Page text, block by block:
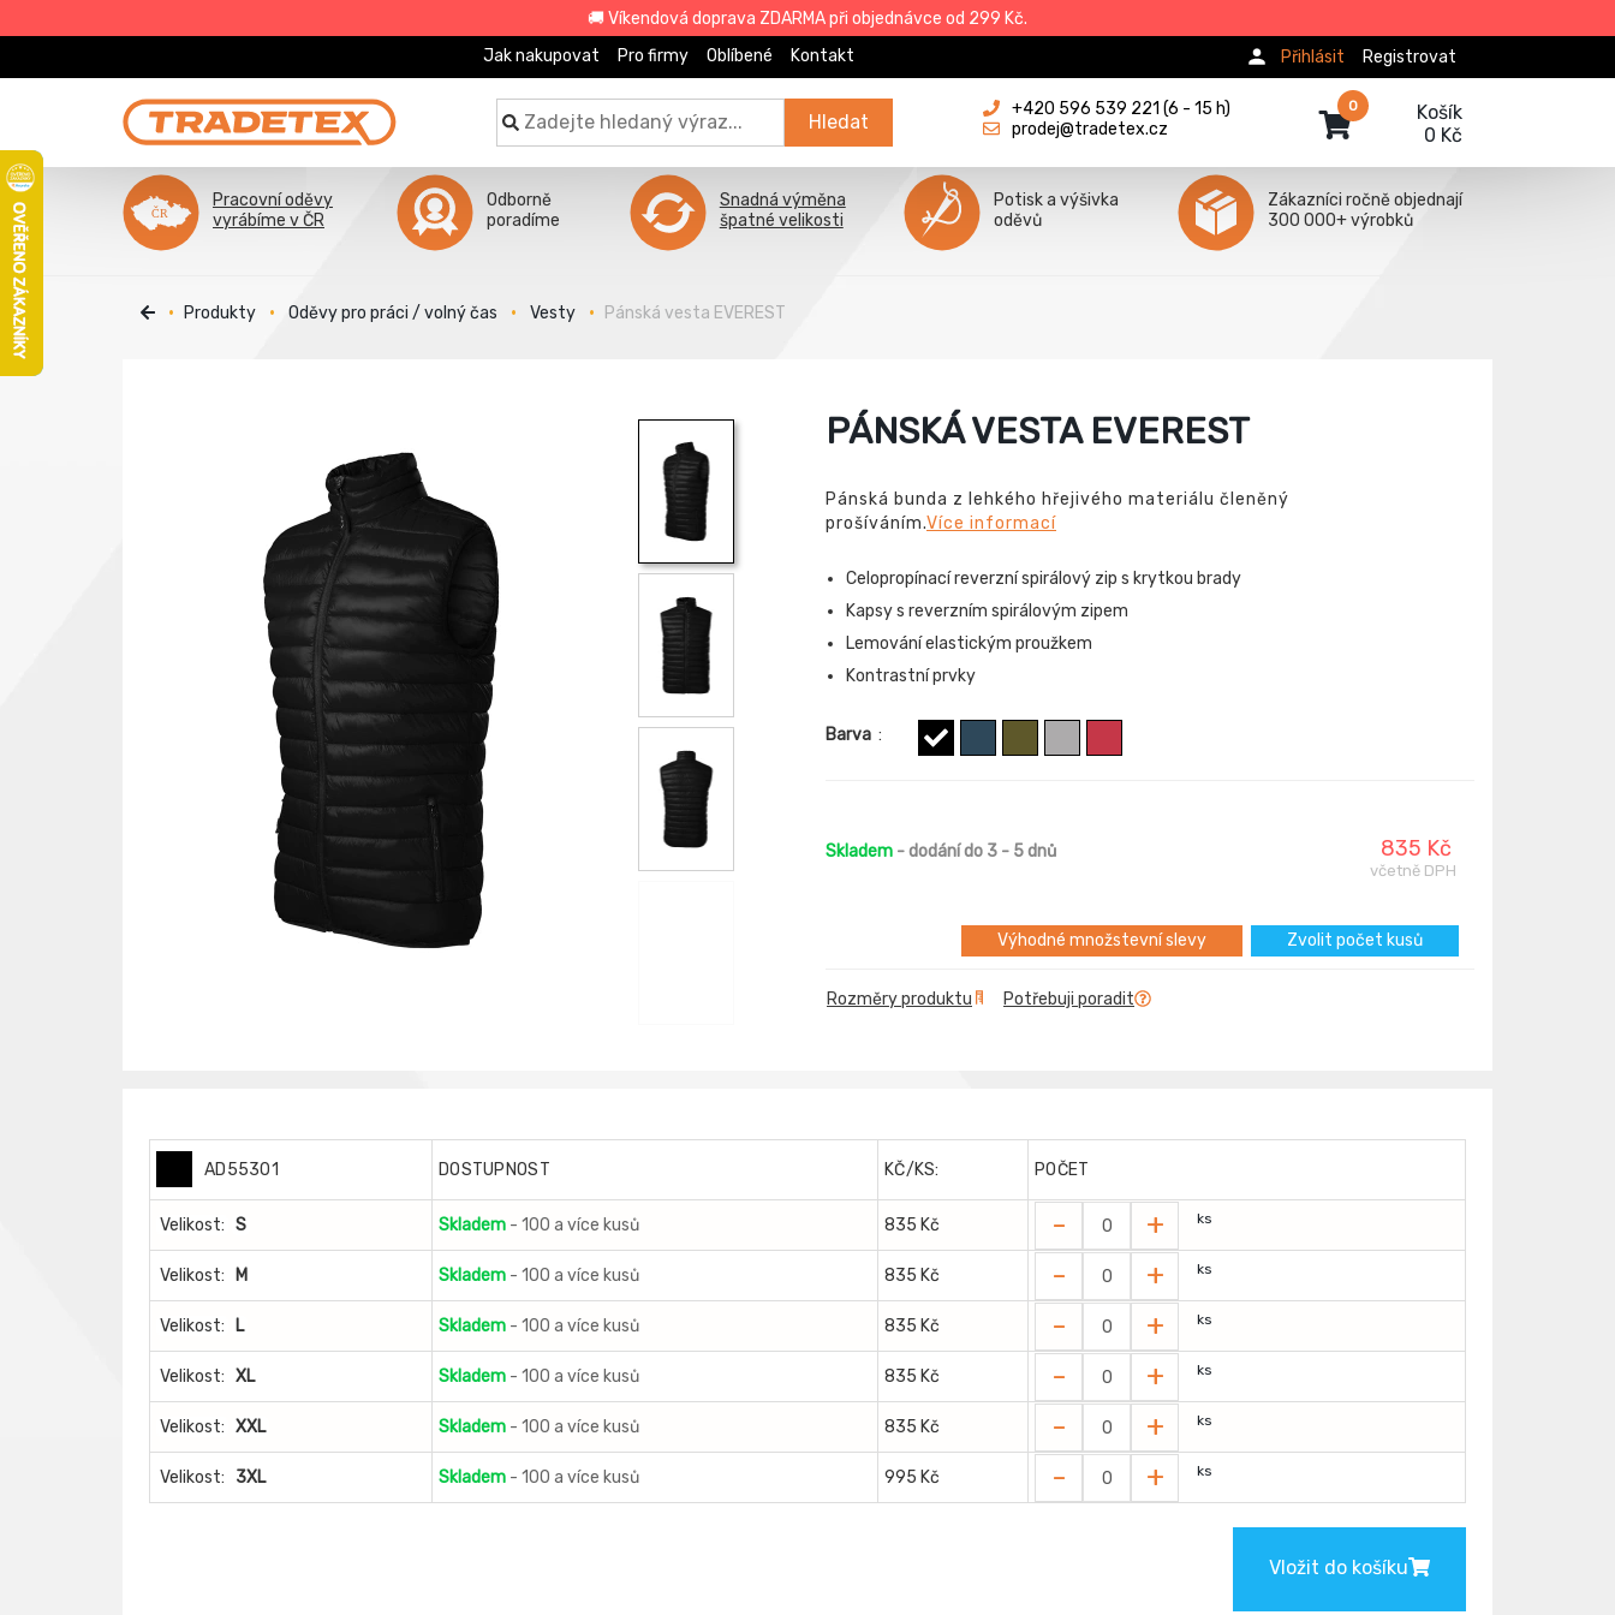
🚚 Víkendová doprava ZDARMA při objednávce od 299 Kč.
Jak nakupovat
Pro firmy Oblíbené Kontakt Registrovat
Přihlásit
Hledat
+420 596 539 221 (6 - 15 h)
prodej@tradetex.cz
Košík
0 Kč
0
Pracovní oděvy
vyrábíme v ČR
Odborně
poradíme
Snadná výměna
špatné velikosti
Potisk a výšivka
oděvů
Zákazníci ročně objednají
300 000+ výrobků
Produkty Oděvy pro práci / volný čas Vesty Pánská vesta EVEREST
PÁNSKÁ VESTA EVEREST
Pánská bunda z lehkého hřejivého materiálu členěný
prošíváním.Více informací
Celopropínací reverzní spirálový zip s krytkou brady
Kapsy s reverzním spirálovým zipem
Lemování elastickým proužkem
Kontrastní prvky
Barva :
Skladem - dodání do 3 - 5 dnů 835 Kč
včetně DPH
Výhodné množstevní slevy Zvolit počet kusů
Rozměry produktu Potřebuji poradit
AD55301 DOSTUPNOST KČ/KS: POČET
Velikost: S Skladem - 100 a více kusů 835 Kč - + ks
Velikost: M Skladem - 100 a více kusů 835 Kč - + ks
Velikost: L Skladem - 100 a více kusů 835 Kč - + ks
Velikost: XL Skladem - 100 a více kusů 835 Kč - + ks
Velikost: XXL Skladem - 100 a více kusů 835 Kč - + ks
Velikost: 3XL Skladem - 100 a více kusů 995 Kč - + ks
Vložit do košíku